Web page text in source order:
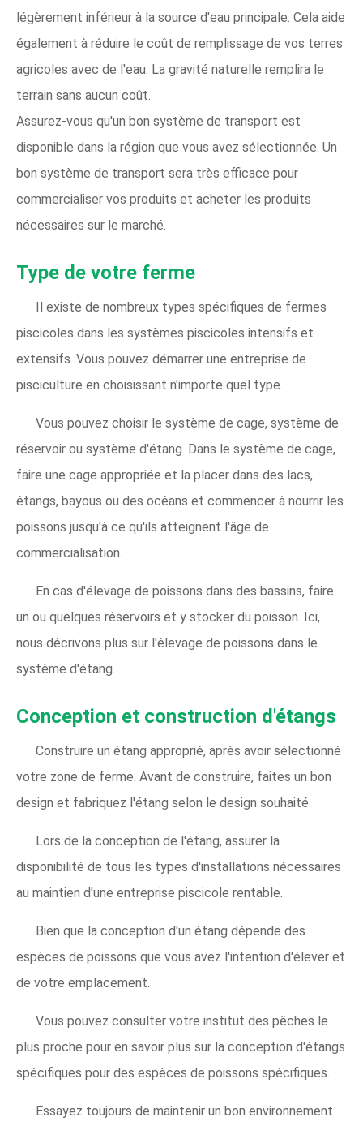
légèrement inférieur à la source d'eau principale. Cela aide
également à réduire le coût de remplissage de vos terres
agricoles avec de l'eau. La gravité naturelle remplira le
terrain sans aucun coût.
Assurez-vous qu'un bon système de transport est
disponible dans la région que vous avez sélectionnée. Un
bon système de transport sera très efficace pour
commercialiser vos produits et acheter les produits
nécessaires sur le marché.
Type de votre ferme
Il existe de nombreux types spécifiques de fermes
piscicoles dans les systèmes piscicoles intensifs et
extensifs. Vous pouvez démarrer une entreprise de
pisciculture en choisissant n'importe quel type.
Vous pouvez choisir le système de cage, système de
réservoir ou système d'étang. Dans le système de cage,
faire une cage appropriée et la placer dans des lacs,
étangs, bayous ou des océans et commencer à nourrir les
poissons jusqu'à ce qu'ils atteignent l'âge de
commercialisation.
En cas d'élevage de poissons dans des bassins, faire
un ou quelques réservoirs et y stocker du poisson. Ici,
nous décrivons plus sur l'élevage de poissons dans le
système d'étang.
Conception et construction d'étangs
Construire un étang approprié, après avoir sélectionné
votre zone de ferme. Avant de construire, faites un bon
design et fabriquez l'étang selon le design souhaité.
Lors de la conception de l'étang, assurer la
disponibilité de tous les types d'installations nécessaires
au maintien d'une entreprise piscicole rentable.
Bien que la conception d'un étang dépende des
espèces de poissons que vous avez l'intention d'élever et
de votre emplacement.
Vous pouvez consulter votre institut des pêches le
plus proche pour en savoir plus sur la conception d'étangs
spécifiques pour des espèces de poissons spécifiques.
Essayez toujours de maintenir un bon environnement